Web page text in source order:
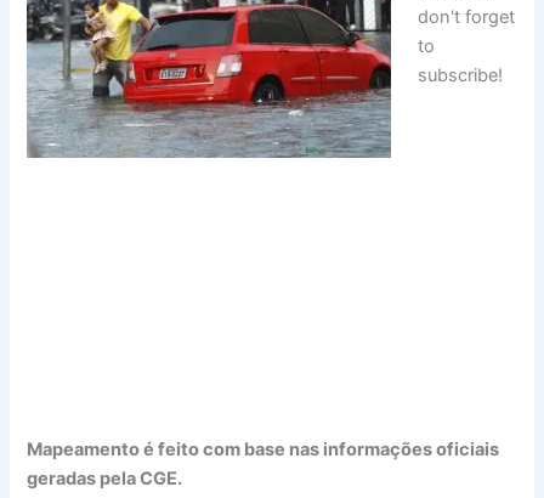
don't forget
to
subscribe!
Mapeamento é feito com base nas informações oficiais
geradas pela CGE.